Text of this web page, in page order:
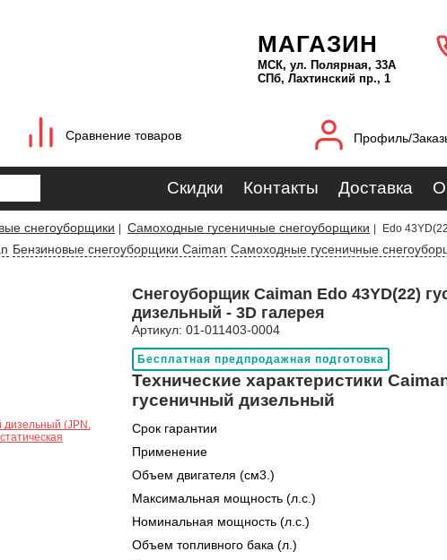
МАГАЗИН
МСК, ул. Полярная, 33А
СПб, Лахтинский пр., 1
Сравнение товаров Профиль/
Скидки Контакты Доставка
снегоуборщики Самоходные гусеничные снегоуборщики Edo
Бензиновые снегоуборщики Caiman Самоходные гусеничные
Снегоуборщик Caiman Edo 43YD(22)
дизельный - 3D галерея
Артикул: 01-011403-0004
Бесплатная предпродажная подготовка
Технические характеристики
гусеничный дизельный
Срок гарантии
Применение
Объем двигателя (см3.)
Максимальная мощность (л.с.)
Номинальная мощность (л.с.)
Объем топливного бака (л.)